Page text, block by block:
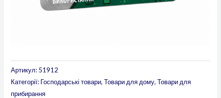
Артикул: 51912
Категорії: Господарські товари,Товари для дому,Товари для
прибирання